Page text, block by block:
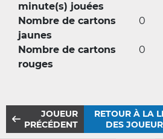
minute(s) jouées
Nombre de cartons
jaunes
0
Nombre de cartons
rouges
0
JOUEUR
PRÉCÉDENT
RETOUR À LA
DES